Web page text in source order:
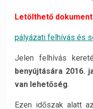
Letölthető
pályázati felhívás és
Jelen felhívás
benyújtására 2016.
van lehetőség.
Ezen időszak alatt